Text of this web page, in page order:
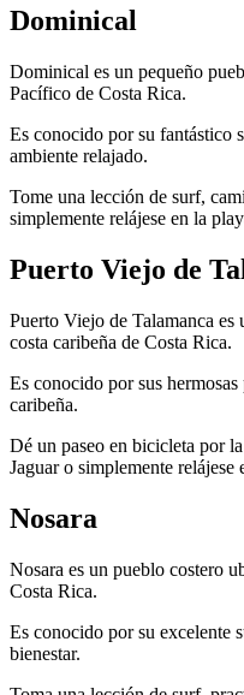
Dominical
Dominical es un pequeño
Pacífico de Costa Rica.
Es conocido por su fantástico
ambiente relajado.
Tome una lección de surf,
simplemente relájese en la
Puerto Viejo de
Puerto Viejo de Talamanca es
costa caribeña de Costa Rica.
Es conocido por sus
caribeña.
Dé un paseo en bicicleta por
Jaguar o simplemente relájese
Nosara
Nosara es un pueblo costero
Costa Rica.
Es conocido por su excelente
bienestar.